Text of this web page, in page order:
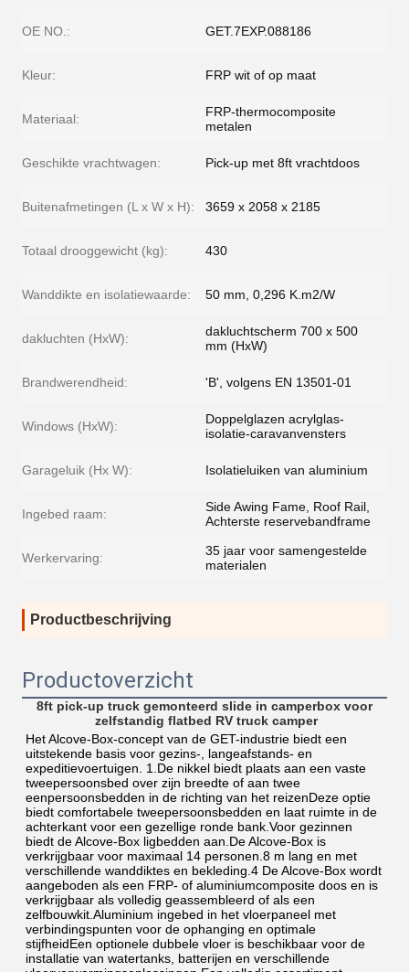
OE NO.: GET.7EXP.088186
Kleur: FRP wit of op maat
Materiaal:
FRP-thermocomposite
metalen
Geschikte vrachtwagen: Pick-up met 8ft vrachtdoos
Buitenafmetingen (L x W x H): 3659 x 2058 x 2185
Totaal drooggewicht (kg): 430
Wanddikte en isolatiewaarde: 50 mm, 0,296 K.m2/W
dakluchten (HxW):
dakluchtscherm 700 x 500
mm (HxW)
Brandwerendheid: 'B', volgens EN 13501-01
Windows (HxW):
Doppelglazen acrylglas-
isolatie-caravanvensters
Garageluik (Hx W): Isolatieluiken van aluminium
Ingebed raam:
Side Awing Fame, Roof Rail,
Achterste reservebandframe
Werkervaring:
35 jaar voor samengestelde
materialen
Productbeschrijving
Productoverzicht
8ft pick-up truck gemonteerd slide in camperbox voor
zelfstandig flatbed RV truck camper
Het Alcove-Box-concept van de GET-industrie biedt een
uitstekende basis voor gezins-, langeafstands- en
expeditievoertuigen. 1.De nikkel biedt plaats aan een vaste
tweepersoonsbed over zijn breedte of aan twee
eenpersoonsbedden in de richting van het reizenDeze optie
biedt comfortabele tweepersoonsbedden en laat ruimte in de
achterkant voor een gezellige ronde bank.Voor gezinnen
biedt de Alcove-Box ligbedden aan.De Alcove-Box is
verkrijgbaar voor maximaal 14 personen.8 m lang en met
verschillende wanddiktes en bekleding.4 De Alcove-Box wordt
aangeboden als een FRP- of aluminiumcomposite doos en is
verkrijgbaar als volledig geassembleerd of als een
zelfbouwkit.Aluminium ingebed in het vloerpaneel met
verbindingspunten voor de ophanging en optimale
stijfheidEen optionele dubbele vloer is beschikbaar voor de
installatie van watertanks, batterijen en verschillende